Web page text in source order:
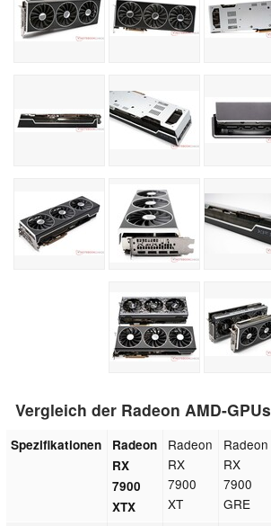
Vergleich der Radeon AMD-GPUs
Spezifikationen
Radeon
RX
7900
XTX
Radeon
RX
7900
XT
Radeon
RX
7900
GRE